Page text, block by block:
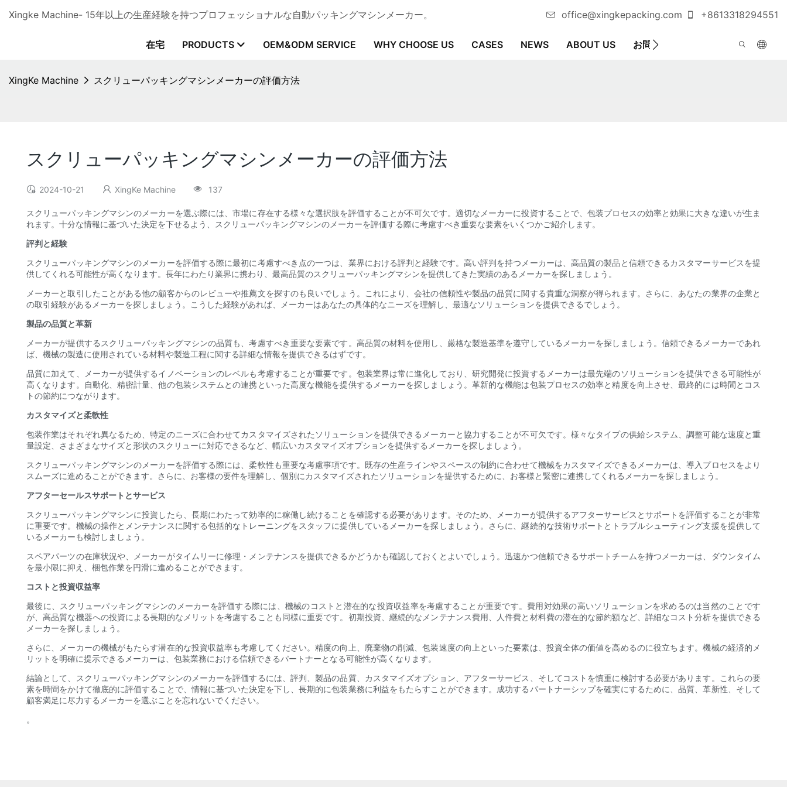
Xingke Machine- 15年以上の生産経験を持つプロフェッショナルな自動パッキングマシンメーカー。 office@xingkepacking.com +8613318294551
在宅 PRODUCTS OEM&ODM SERVICE WHY CHOOSE US CASES NEWS ABOUT US お問い合わせ 自動包装機
XingKe Machine スクリューパッキングマシンメーカーの評価方法
スクリューパッキングマシンメーカーの評価方法
2024-10-21 XingKe Machine 137
スクリューパッキングマシンのメーカーを選ぶ際には、市場に存在する様々な選択肢を評価することが不可欠です。適切なメーカーに投資することで、包装プロセスの効率と効果に大きな違いが生ま
れます。十分な情報に基づいた決定を下せるよう、スクリューパッキングマシンのメーカーを評価する際に考慮すべき重要な要素をいくつかご紹介します。
評判と経験
スクリューパッキングマシンのメーカーを評価する際に最初に考慮すべき点の一つは、業界における評判と経験です。高い評判を持つメーカーは、高品質の製品と信頼できるカスタマーサービスを提
供してくれる可能性が高くなります。長年にわたり業界に携わり、最高品質のスクリューパッキングマシンを提供してきた実績のあるメーカーを探しましょう。
メーカーと取引したことがある他の顧客からのレビューや推薦文を探すのも良いでしょう。これにより、会社の信頼性や製品の品質に関する貴重な洞察が得られます。さらに、あなたの業界の企業と
の取引経験があるメーカーを探しましょう。こうした経験があれば、メーカーはあなたの具体的なニーズを理解し、最適なソリューションを提供できるでしょう。
製品の品質と革新
メーカーが提供するスクリューパッキングマシンの品質も、考慮すべき重要な要素です。高品質の材料を使用し、厳格な製造基準を遵守しているメーカーを探しましょう。信頼できるメーカーであれ
ば、機械の製造に使用されている材料や製造工程に関する詳細な情報を提供できるはずです。
品質に加えて、メーカーが提供するイノベーションのレベルも考慮することが重要です。包装業界は常に進化しており、研究開発に投資するメーカーは最先端のソリューションを提供できる可能性が
高くなります。自動化、精密計量、他の包装システムとの連携といった高度な機能を提供するメーカーを探しましょう。革新的な機能は包装プロセスの効率と精度を向上させ、最終的には時間とコス
トの節約につながります。
カスタマイズと柔軟性
包装作業はそれぞれ異なるため、特定のニーズに合わせてカスタマイズされたソリューションを提供できるメーカーと協力することが不可欠です。様々なタイプの供給システム、調整可能な速度と重
量設定、さまざまなサイズと形状のスクリューに対応できるなど、幅広いカスタマイズオプションを提供するメーカーを探しましょう。
スクリューパッキングマシンのメーカーを評価する際には、柔軟性も重要な考慮事項です。既存の生産ラインやスペースの制約に合わせて機械をカスタマイズできるメーカーは、導入プロセスをより
スムーズに進めることができます。さらに、お客様の要件を理解し、個別にカスタマイズされたソリューションを提供するために、お客様と緊密に連携してくれるメーカーを探しましょう。
アフターセールスサポートとサービス
スクリューパッキングマシンに投資したら、長期にわたって効率的に稼働し続けることを確認する必要があります。そのため、メーカーが提供するアフターサービスとサポートを評価することが非常
に重要です。機械の操作とメンテナンスに関する包括的なトレーニングをスタッフに提供しているメーカーを探しましょう。さらに、継続的な技術サポートとトラブルシューティング支援を提供して
いるメーカーも検討しましょう。
スペアパーツの在庫状況や、メーカーがタイムリーに修理・メンテナンスを提供できるかどうかも確認しておくとよいでしょう。迅速かつ信頼できるサポートチームを持つメーカーは、ダウンタイム
を最小限に抑え、梱包作業を円滑に進めることができます。
コストと投資収益率
最後に、スクリューパッキングマシンのメーカーを評価する際には、機械のコストと潜在的な投資収益率を考慮することが重要です。費用対効果の高いソリューションを求めるのは当然のことです
が、高品質な機器への投資による長期的なメリットを考慮することも同様に重要です。初期投資、継続的なメンテナンス費用、人件費と材料費の潜在的な節約額など、詳細なコスト分析を提供できる
メーカーを探しましょう。
さらに、メーカーの機械がもたらす潜在的な投資収益率も考慮してください。精度の向上、廃棄物の削減、包装速度の向上といった要素は、投資全体の価値を高めるのに役立ちます。機械の経済的メ
リットを明確に提示できるメーカーは、包装業務における信頼できるパートナーとなる可能性が高くなります。
結論として、スクリューパッキングマシンのメーカーを評価するには、評判、製品の品質、カスタマイズオプション、アフターサービス、そしてコストを慎重に検討する必要があります。これらの要
素を時間をかけて徹底的に評価することで、情報に基づいた決定を下し、長期的に包装業務に利益をもたらすことができます。成功するパートナーシップを確実にするために、品質、革新性、そして
顧客満足に尽力するメーカーを選ぶことを忘れないでください。
。